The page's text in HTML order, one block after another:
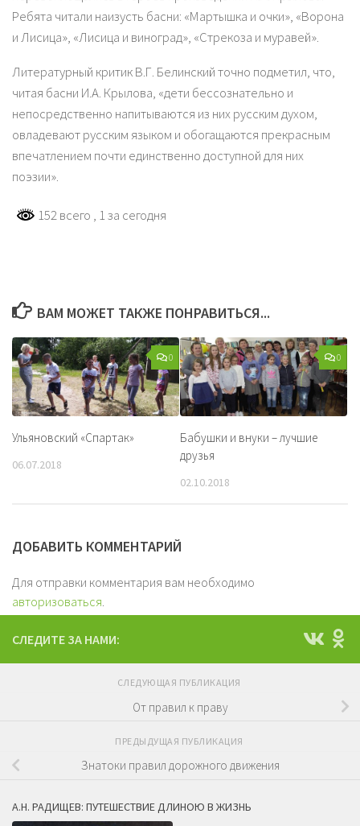
Ребята читали наизусть басни: «Мартышка и очки», «Ворона
и Лисица», «Лисица и виноград», «Стрекоза и муравей».
Литературный критик В.Г. Белинский точно подметил, что,
читая басни И.А. Крылова, «дети бессознательно и
непосредственно напитываются из них русским духом,
овладевают русским языком и обогащаются прекрасным
впечатлением почти единственно доступной для них
поэзии».
152 всего , 1 за сегодня
ВАМ МОЖЕТ ТАКЖЕ ПОНРАВИТЬСЯ...
0
Ульяновский «Спартак»
06.07.2018
0
Бабушки и внуки – лучшие
друзья
02.10.2018
ДОБАВИТЬ КОММЕНТАРИЙ
Для отправки комментария вам необходимо
авторизоваться
СЛЕДИТЕ ЗА НАМИ:
СЛЕДУЮЩАЯ ПУБЛИКАЦИЯ
От правил к праву
ПРЕДЫДУЩАЯ ПУБЛИКАЦИЯ
Знатоки правил дорожного движения
А.Н. РАДИЩЕВ: ПУТЕШЕСТВИЕ ДЛИНОЮ В ЖИЗНЬ